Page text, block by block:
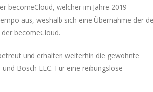
becomeCloud, welcher im Jahre 2019
aus, weshalb sich eine Übernahme der
becomeCloud.
und erhalten weiterhin die gewohnte
Bösch LLC. Für eine reibungslose